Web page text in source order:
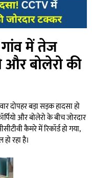
में तेज
और बोलेरो की
दोपहर बड़ा सड़क हादसा हो
और बोलेरो के बीच जोरदार
कैमरे में रिकॉर्ड हो गया,
रहा है।